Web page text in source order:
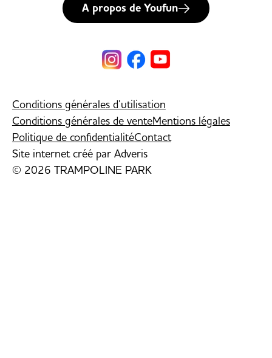
A propos de Youfun
Conditions générales d’utilisation
Conditions générales de venteMentions légales
Politique de confidentialitéContact
Site internet créé par Adveris
© 2026 TRAMPOLINE PARK